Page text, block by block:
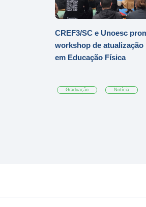
CREF3/SC e Unoesc
workshop de
em Educação Física
Graduação Notícia